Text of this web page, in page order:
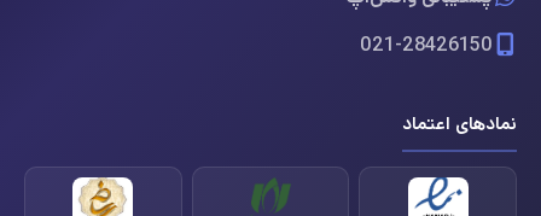
021-28426150
نمادهای اعتماد